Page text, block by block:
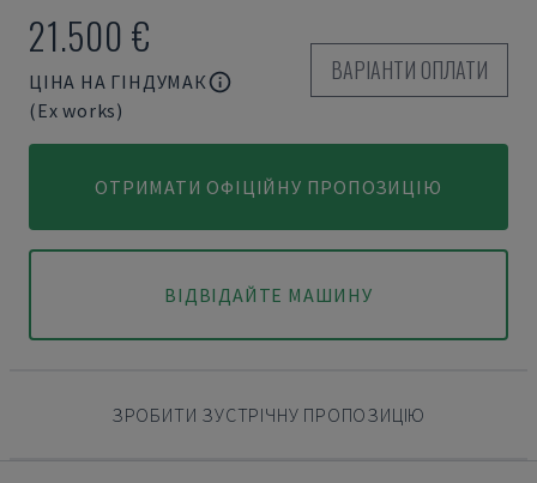
21.500 €
ЦІНА НА ГІНДУМАК
(Ex works)
ВАРІАНТИ ОПЛАТИ
ОТРИМАТИ ОФІЦІЙНУ ПРОПОЗИЦІЮ
ВІДВІДАЙТЕ МАШИНУ
ЗРОБИТИ ЗУСТРІЧНУ ПРОПОЗИЦІЮ